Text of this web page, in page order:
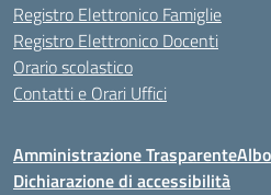
Registro Elettronico Famiglie
Registro Elettronico Docenti
Orario scolastico
Contatti e Orari Uffici
Amministrazione Trasparente
Dichiarazione di accessibilità